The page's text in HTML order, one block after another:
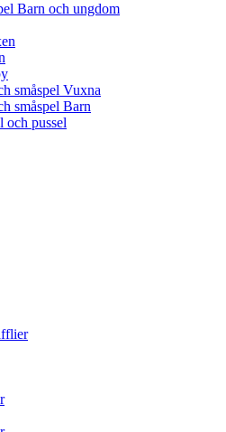
Barn och ungdom
småspel Vuxna
småspel Barn
och pussel